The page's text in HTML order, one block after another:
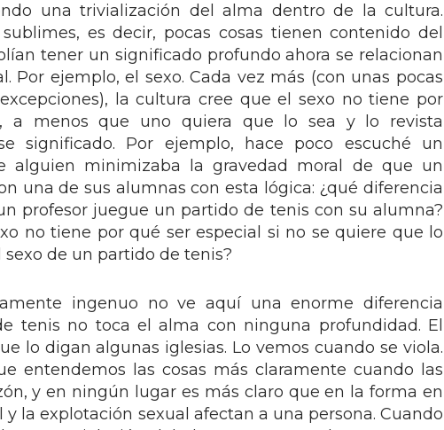
una trivialización del alma dentro de la cultura.
es decir, pocas cosas tienen contenido del
tener un significado profundo ahora se relacionan
Por ejemplo, el sexo. Cada vez más (con unas pocas
la cultura cree que el sexo no tiene por
a menos que uno quiera que lo sea y lo revista
significado. Por ejemplo, hace poco escuché un
alguien minimizaba la gravedad moral de que un
una de sus alumnas con esta lógica: ¿qué diferencia
profesor juegue un partido de tenis con su alumna?
no tiene por qué ser especial si no se quiere que lo
sexo de un partido de tenis?
ingenuo no ve aquí una enorme diferencia
tenis no toca el alma con ninguna profundidad. El
lo digan algunas iglesias. Lo vemos cuando se viola.
entendemos las cosas más claramente cuando las
y en ningún lugar es más claro que en la forma en
la explotación sexual afectan a una persona. Cuando